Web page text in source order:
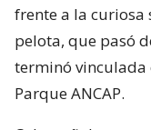
frente a la
pelota, que pasó
terminó vinculada
Parque ANCAP.